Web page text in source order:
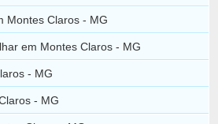
Montes Claros - MG
em Montes Claros - MG
- MG
- MG